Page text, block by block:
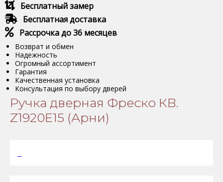
Бесплатный замер
Бесплатная доставка
Рассрочка до 36 месяцев
Возврат и обмен
Надежность
Огромный ассортимент
Гарантия
Качественная установка
Консультация по выбору дверей
Ручка дверная Фреско КВ.
Z1920E15 (Арни)